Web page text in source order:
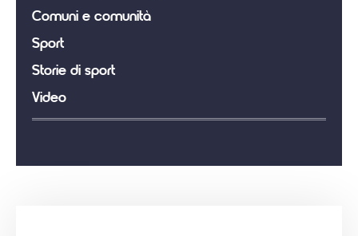
Comuni e comunità
Sport
Storie di sport
Video